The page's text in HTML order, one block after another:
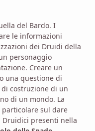
del Bardo. I
le informazioni
dei Druidi della
personaggio
Creare un
una questione di
di costruzione di un
di un mondo. La
sul dare
presenti nella